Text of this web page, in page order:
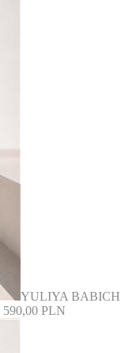
YULIYA BABICH
590,00 PLN